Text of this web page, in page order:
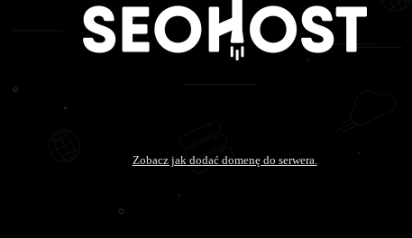
Zobacz jak dodać domenę do serwera.